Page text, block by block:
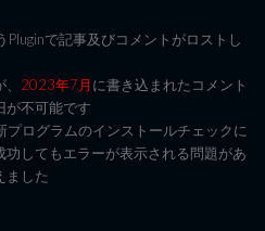
Pluginで記事及びコメントがロストし
2023年7月に書き込まれたコメント
が不可能です
ログラムのインストールチェックに
してもエラーが表示される問題があ
ました